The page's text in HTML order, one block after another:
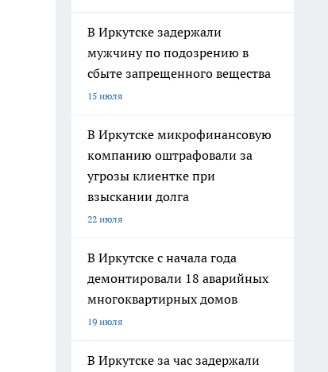
В Иркутске задержали
мужчину по подозрению в
сбыте запрещенного вещества
15 июля
В Иркутске микрофинансовую
компанию оштрафовали за
угрозы клиентке при
взыскании долга
22 июля
В Иркутске с начала года
демонтировали 18 аварийных
многоквартирных домов
19 июля
В Иркутске за час задержали